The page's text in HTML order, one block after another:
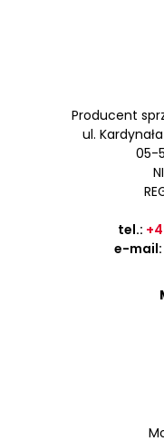
Producent
ul.
05-
tel.:
e-mail: